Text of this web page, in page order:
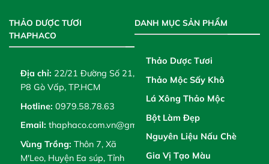
THẢO DƯỢC TƯƠI
THAPHACO
Địa chỉ: 22/21 Đường Số 21,
P8 Gò Vấp, TP.HCM
Hotline: 0979.58.78.63
Email: thaphaco.com.vn@gmail.com
Vùng Trồng: Thôn 7, Xã
M'Leo, Huyện Ea súp, Tỉnh
DANH MỤC SẢN PHẨM
Thảo Dược Tươi
Thảo Mộc Sấy Khô
Lá Xông Thảo Mộc
Bột Làm Đẹp
Nguyên Liệu Nấu Chè
Gia Vị Tạo Màu